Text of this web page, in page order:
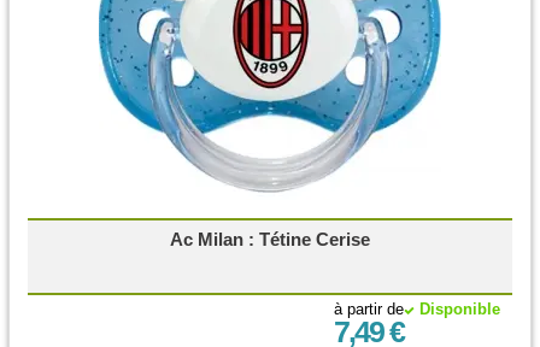
Ac Milan : Tétine Cerise
Disponible
à partir de
7,49 €